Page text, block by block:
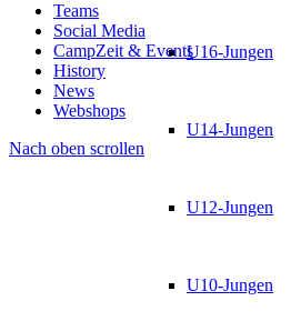
U16-Jungen
U14-Jungen
U12-Jungen
U10-Jungen
Teams
Social Media
CampZeit & Events
History
News
Webshops
Nach oben scrollen